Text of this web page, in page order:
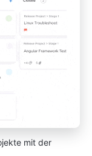
mit der